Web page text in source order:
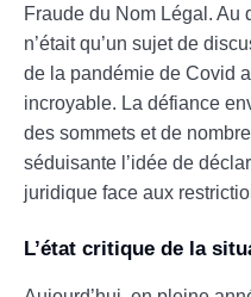
Fraude du Nom Légal. Au
n’était qu’un sujet de
de la pandémie de Covid
incroyable. La défiance
des sommets et de
séduisante l’idée de
juridique face aux
L’état critique de la